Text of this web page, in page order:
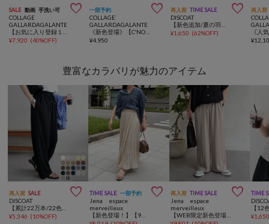
SALE 動画 手洗い可 
COLLAGE
GALLARDAGALANTE
¥7,920 (40%OFF)
一部予約 
COLLAGE
GALLARDAGALANTE
¥4,950
再入荷 TIME SALE 
DISCOAT
¥1,650 (62%OFF)
再入荷
¥
豊富なカラバリが魅力のアイテム
再入荷 SALE 
DISCOAT
【累計22万本/22色展開/7サイズ】－3kg見え！とろみイージーパンツ≪メンズサイズあり≫
¥5,346 (10%OFF)
TIME SALE 一部予約 
Jena espace
merveilleux
【新色登場！】【9色展開】【ノンアイロンで美シルエット】WEB限定/クリンクルギャザースカート
再入荷 TIME SALE 
Jena espace
merveilleux
【WEB限定新色登場！】【6色展開・3サイズ展開カラー有】トロミイージーパンツ2
TIME
¥